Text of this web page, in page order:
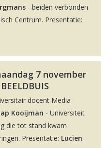
- beiden verbonden
Centrum. Presentatie:
7 november
docent Media
Kooijman - Universiteit
die tot stand kwam
Presentatie: Lucien